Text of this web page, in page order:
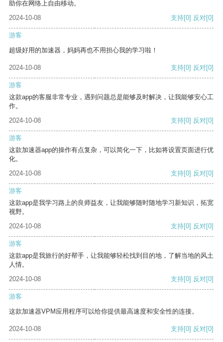
助你在网络上自由移动。
2024-10-08
支持[0] 反对[0]
游客
超级好用的加速器，妈妈再也不用担心我的学习啦！
2024-10-08 支持[0] 反对[0]
游客
这款app的客服非常专业，遇到问题总是能够及时解决，让我能够安心工
作。
2024-10-08
支持[0] 反对[0]
游客
这款加速器app的操作有点复杂，可以简化一下，比如将设置页面进行优
化。
2024-10-08
支持[0] 反对[0]
游客
这款app是我学习路上的良师益友，让我能够随时随地学习新知识，拓宽
视野。
2024-10-08
支持[0] 反对[0]
游客
这款app是我旅行的好帮手，让我能够轻松找到目的地，了解当地的风土
人情。
2024-10-08
支持[0] 反对[0]
游客
这款加速器VPM应用程序可以给你提供最高速度和安全性的连接。
2024-10-08 支持[0] 反对[0]